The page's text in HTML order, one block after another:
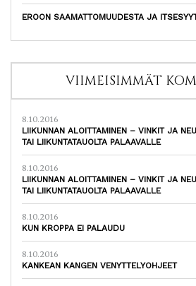
EROON SAAMATTOMUUDESTA JA
VIIMEISIMMÄT
8.10.2016
LIIKUNNAN ALOITTAMINEN – VINKIT JA
TAI LIIKUNTATAUOLTA PALAAVALLE
8.10.2016
LIIKUNNAN ALOITTAMINEN – VINKIT JA
TAI LIIKUNTATAUOLTA PALAAVALLE
8.10.2016
KUN KROPPA EI PALAUDU
8.10.2016
KANKEAN KANGEN VENYTTELYOHJEET